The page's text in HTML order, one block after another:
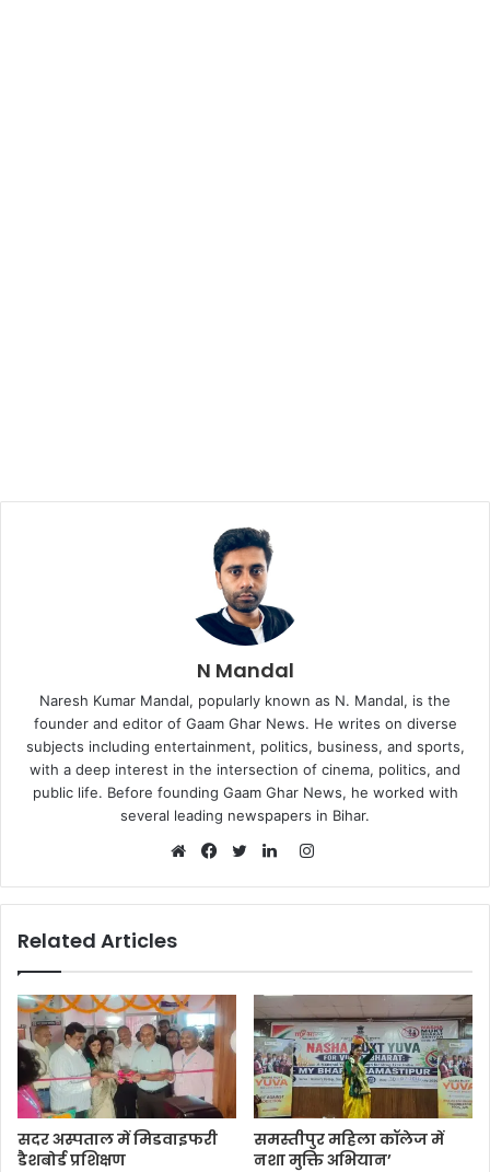
N Mandal
Naresh Kumar Mandal, popularly known as N. Mandal, is the
founder and editor of Gaam Ghar News. He writes on diverse
subjects including entertainment, politics, business, and sports,
with a deep interest in the intersection of cinema, politics, and
public life. Before founding Gaam Ghar News, he worked with
several leading newspapers in Bihar.
Instagram
Related Articles
सदर अस्पताल में मिडवाइफरी
डैशबोर्ड प्रशिक्षण
समस्तीपुर महिला कॉलेज में
नशा मुक्ति अभियान’